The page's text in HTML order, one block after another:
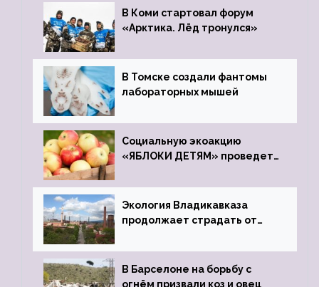
В Коми стартовал форум
«Арктика. Лёд тронулся»
В Томске создали фантомы
лабораторных мышей
Социальную экоакцию
«ЯБЛОКИ ДЕТЯМ» проведет
Экология Владикавказа
продолжает страдать от
В Барселоне на борьбу с
огнём призвали коз и овец